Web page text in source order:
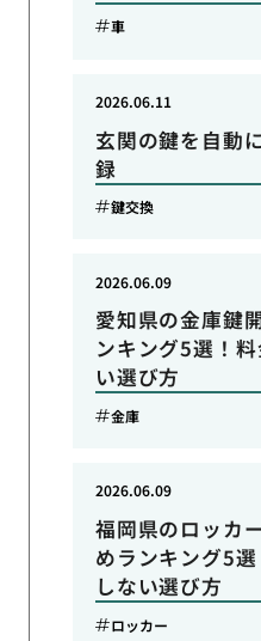
車
玄関の鍵を自動
録
2026.06.11
鍵交換
愛知県の金庫鍵
ンキング5選！
い選び方
2026.06.09
金庫
福岡県のロッカ
めランキング5
しない選び方
2026.06.09
ロッカー